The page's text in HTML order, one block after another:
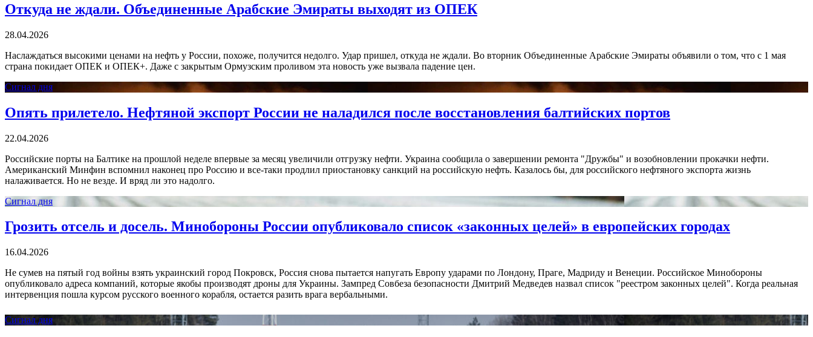
Откуда не ждали. Объединенные Арабские Эмираты выходят из ОПЕК
28.04.2026
Наслаждаться высокими ценами на нефть у России, похоже, получится недолго. Удар пришел, откуда не ждали. Во вторник Объединенные Арабские Эмираты объявили о том, что с 1 мая
страна покидает ОПЕК и ОПЕК+. Даже с закрытым Ормузским проливом эта новость уже вызвала падение цен.
Сигнал дня
Опять прилетело. Нефтяной экспорт России не наладился после восстановления балтийских портов
22.04.2026
Российские порты на Балтике на прошлой неделе впервые за месяц увеличили отгрузку нефти. Украина сообщила о завершении ремонта "Дружбы" и возобновлении прокачки нефти.
Американский Минфин вспомнил наконец про Россию и все-таки продлил приостановку санкций на российскую нефть. Казалось бы, для российского нефтяного экспорта жизнь
налаживается. Но не везде. И вряд ли это надолго.
Сигнал дня
Грозить отсель и досель. Минобороны России опубликовало список «законных целей» в европейских городах
16.04.2026
Не сумев на пятый год войны взять украинский город Покровск, Россия снова пытается напугать Европу ударами по Лондону, Праге, Мадриду и Венеции. Российское Минобороны
опубликовало адреса компаний, которые якобы производят дроны для Украины. Зампред Совбеза безопасности Дмитрий Медведев назвал список "реестром законных целей". Когда реальная
интервенция пошла курсом русского военного корабля, остается разить врага вербальными.
Сигнал дня